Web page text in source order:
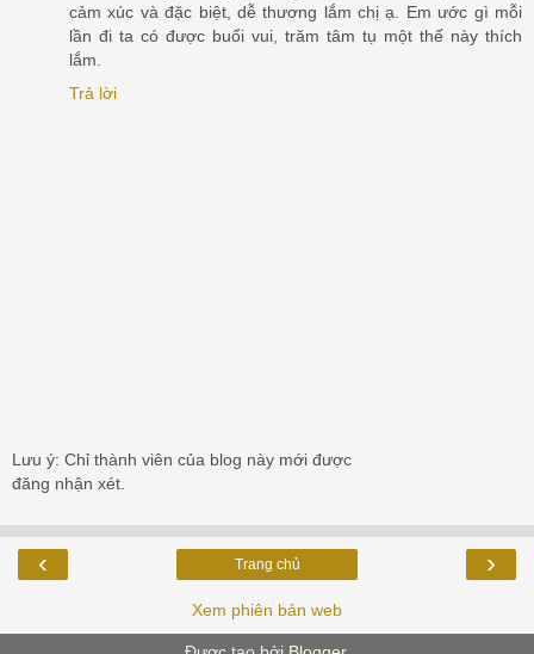
cảm xúc và đặc biệt, dễ thương lắm chị ạ. Em ước gì mỗi
lần đi ta có được buổi vui, trăm tâm tụ một thế này thích
lắm.
Trả lời
Lưu ý: Chỉ thành viên của blog này mới được
đăng nhận xét.
‹ ›
Trang chủ
Xem phiên bản web